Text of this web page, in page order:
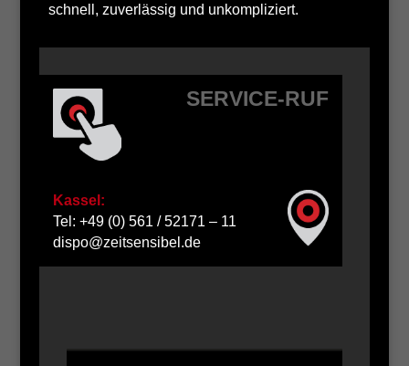
schnell, zuverlässig und unkompliziert.
SERVICE-RUF
Kassel:
Tel: +49 (0) 561 / 52171 – 11
dispo@zeitsensibel.de